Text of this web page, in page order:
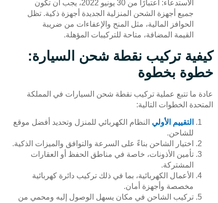
الاستدعاء: اعتبارًا من 30 يونيو 2022، يجب أن تكون
جميع أجهزة الشحن المنزلية الجديدة أجهزة ذكية. تظل
الحوافز المالية، مثل المنح والإعفاءات من ضريبة
القيمة المضافة، متاحة للتركيبات المؤهلة.
كيفية تركيب نقطة شحن السيارة:
خطوة بخطوة
عادة ما تتبع عملية تركيب نقطة شحن السيارات في المملكة
المتحدة الخطوات التالية:
التقييم الأولي النظام الكهربائي للمنزل وتحديد أفضل موقع
للشاحن.
اختيار الشاحن بناءً على السرعة والتوافق والميزات الذكية.
تأمين الأذونات، خاصة في مناطق الحفظ أو العقارات
المشتركة.
الأعمال الكهربائية، بما في ذلك تركيب دائرة كهربائية
مخصصة وأجهزة أمان.
تركيب الشاحن في مكان يسهل الوصول إليه ومحمي من